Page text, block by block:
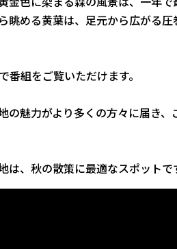
眺める黄葉は、足元から広がる
番組をご覧いただけます。
の魅力がより多くの方々に届き
は、秋の散策に最適なスポット